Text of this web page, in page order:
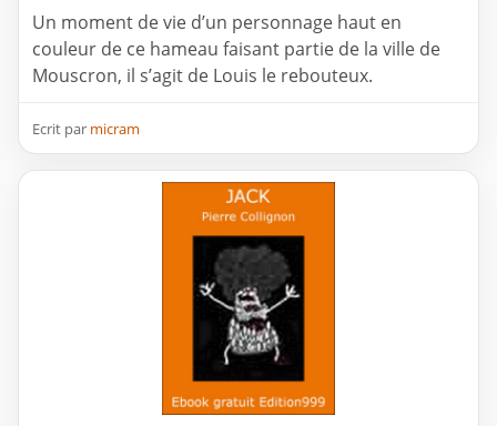
Un moment de vie d’un personnage haut en
couleur de ce hameau faisant partie de la ville de
Mouscron, il s’agit de Louis le rebouteux.
Ecrit par micram